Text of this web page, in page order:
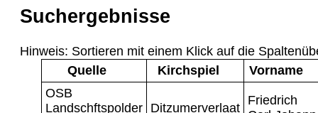
Suchergebnisse
Hinweis: Sortieren mit einem Klick auf die
Quelle
Kirchspiel
Vorname
OSB
Landschftspolder Ditzumerverlaat
Friedrich